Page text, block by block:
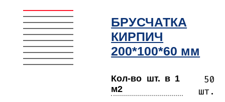
БРУСЧАТКА
КИРПИЧ
200*100*60 мм
Кол-во шт. в 1
м2
50
шт.